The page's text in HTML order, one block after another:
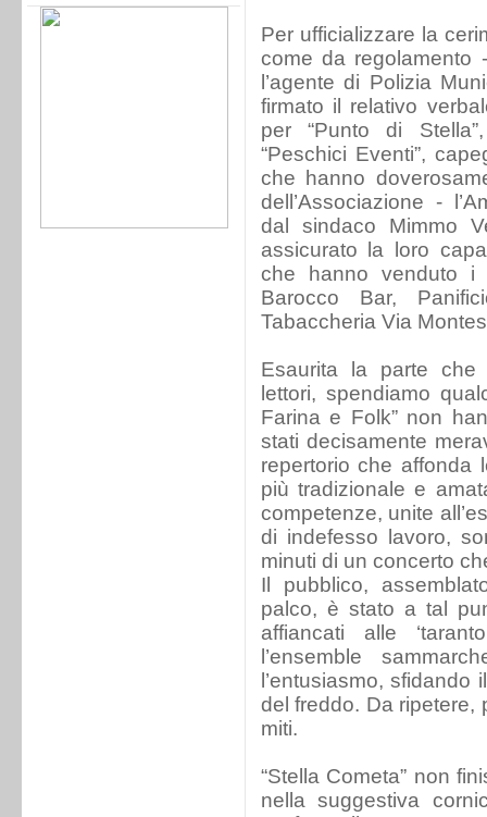
Per ufficializzare la
come da regolamento
l’agente di Polizia
firmato il relativo
per “Punto di
“Peschici Eventi”,
che hanno
dell’Associazione -
dal sindaco Mimmo
assicurato la loro
che hanno venduto i
Barocco Bar,
Tabaccheria Via
Esaurita la parte che
lettori, spendiamo
Farina e Folk” non
stati decisamente
repertorio che affonda
più tradizionale e
competenze, unite
di indefesso lavoro,
minuti di un concerto
Il pubblico,
palco, è stato a tal
affiancati alle
l’ensemble
l’entusiasmo,
del freddo. Da ripetere,
miti.
“Stella Cometa” non
nella suggestiva